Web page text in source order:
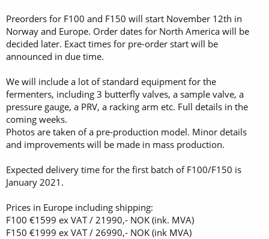
Preorders for F100 and F150 will start November 12th in
Norway and Europe. Order dates for North America will be
decided later. Exact times for pre-order start will be
announced in due time.
We will include a lot of standard equipment for the
fermenters, including 3 butterfly valves, a sample valve, a
pressure gauge, a PRV, a racking arm etc. Full details in the
coming weeks.
Photos are taken of a pre-production model. Minor details
and improvements will be made in mass production.
Expected delivery time for the first batch of F100/F150 is
January 2021.
Prices in Europe including shipping:
F100 €1599 ex VAT / 21990,- NOK (ink. MVA)
F150 €1999 ex VAT / 26990,- NOK (ink MVA)